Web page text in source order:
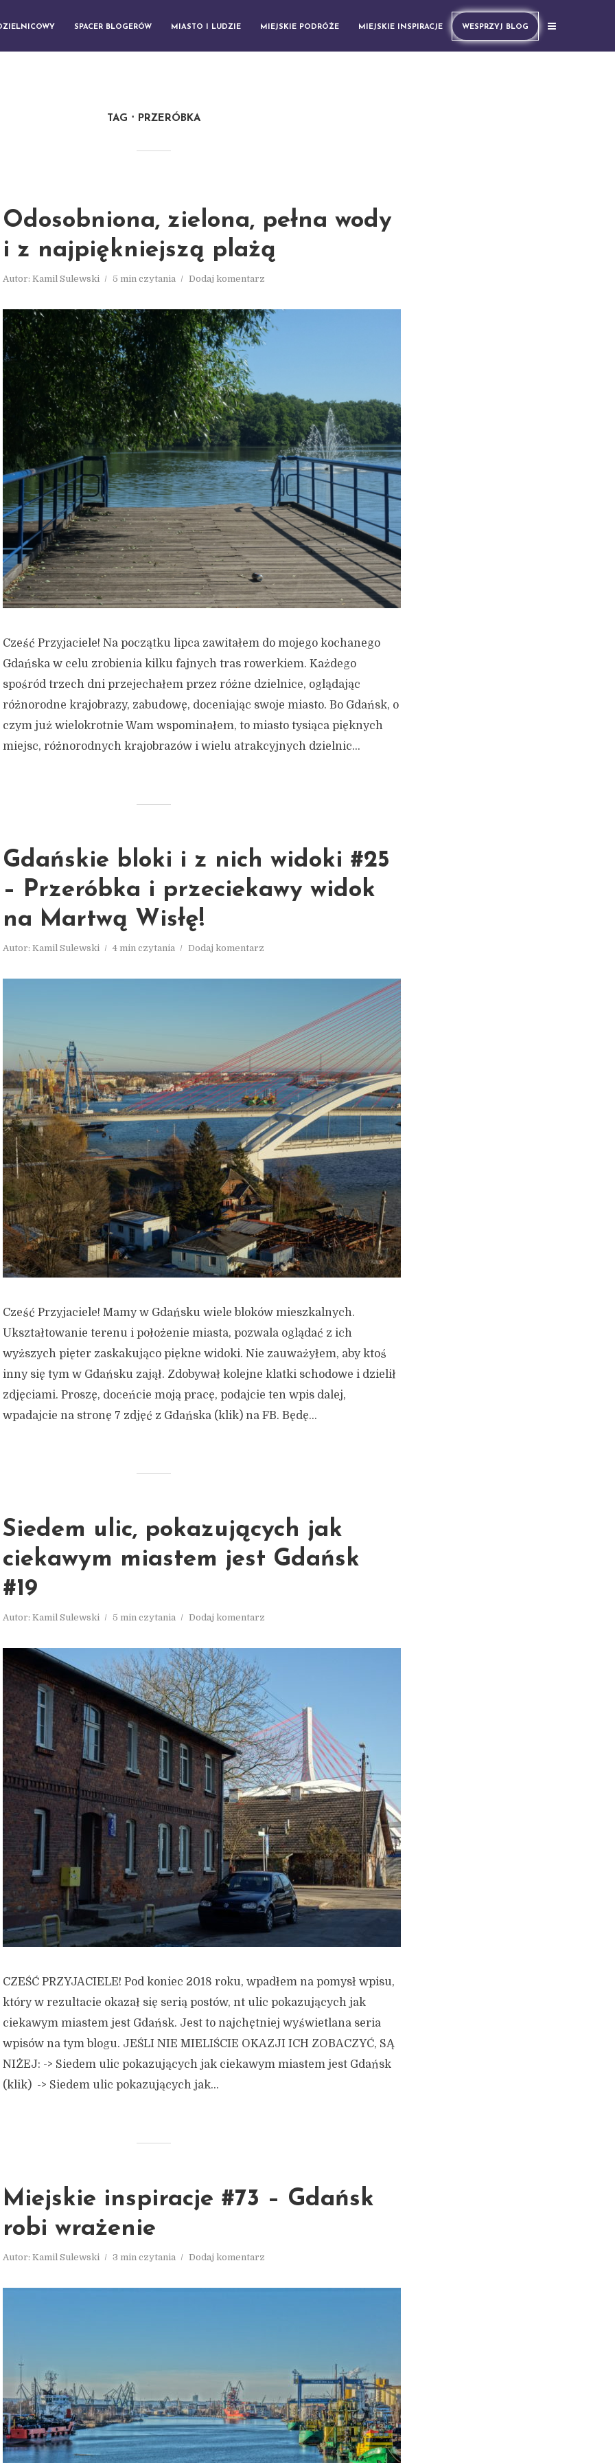
SPACER BLOGERÓW MIASTO I LUDZIE MIEJSKIE PODRÓŻE MIEJSKIE INSPIRACJE WESPRZYJ BLOG
TAG PRZERÓBKA
Odosobniona, zielona, pełna wody
i z najpiękniejszą plażą
Autor: Kamil Sulewski 5 min czytania Dodaj komentarz
Cześć Przyjaciele! Na początku lipca zawitałem do mojego kochanego
Gdańska w celu zrobienia kilku fajnych tras rowerkiem. Każdego
spośród trzech dni przejechałem przez różne dzielnice, oglądając
różnorodne krajobrazy, zabudowę, doceniając swoje miasto. Bo Gdańsk, o
czym już wielokrotnie Wam wspominałem, to miasto tysiąca pięknych
miejsc, różnorodnych krajobrazów i wielu atrakcyjnych dzielnic...
Gdańskie bloki i z nich widoki #25
– Przeróbka i przeciekawy widok
na Martwą Wisłę!
Autor: Kamil Sulewski 4 min czytania Dodaj komentarz
Cześć Przyjaciele! Mamy w Gdańsku wiele bloków mieszkalnych.
Ukształtowanie terenu i położenie miasta, pozwala oglądać z ich
wyższych pięter zaskakująco piękne widoki. Nie zauważyłem, aby ktoś
inny się tym w Gdańsku zajął. Zdobywał kolejne klatki schodowe i dzielił
zdjęciami. Proszę, doceńcie moją pracę, podajcie ten wpis dalej,
wpadajcie na stronę 7 zdjęć z Gdańska (klik) na FB. Będę...
Siedem ulic, pokazujących jak
ciekawym miastem jest Gdańsk
#19
Autor: Kamil Sulewski 5 min czytania Dodaj komentarz
CZEŚĆ PRZYJACIELE! Pod koniec 2018 roku, wpadłem na pomysł wpisu,
który w rezultacie okazał się serią postów, nt ulic pokazujących jak
ciekawym miastem jest Gdańsk. Jest to najchętniej wyświetlana seria
wpisów na tym blogu. JEŚLI NIE MIELIŚCIE OKAZJI ICH ZOBACZYĆ, SĄ
NIŻEJ: -> Siedem ulic pokazujących jak ciekawym miastem jest Gdańsk
(klik) -> Siedem ulic pokazujących jak...
Miejskie inspiracje #73 – Gdańsk
robi wrażenie
Autor: Kamil Sulewski 3 min czytania Dodaj komentarz